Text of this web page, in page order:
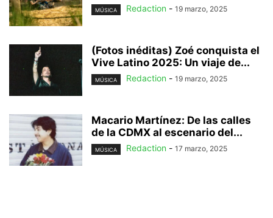
MÚSICA Redaction - 19 marzo, 2025
(Fotos inéditas) Zoé conquista el
Vive Latino 2025: Un viaje de...
MÚSICA Redaction - 19 marzo, 2025
Macario Martínez: De las calles
de la CDMX al escenario del...
MÚSICA Redaction - 17 marzo, 2025